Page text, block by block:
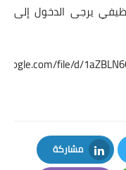
يرجى الدخول إلى
file/d/
مشاركة